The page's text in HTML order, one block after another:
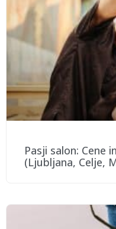
Pasji salon: Cene
(Ljubljana, Celje,